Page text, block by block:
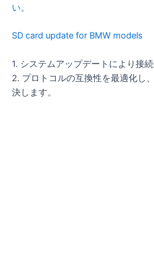
い。
SD card update for BMW models
1. システムアップデートにより接
2. プロトコルの互換性を最適化し
決します。